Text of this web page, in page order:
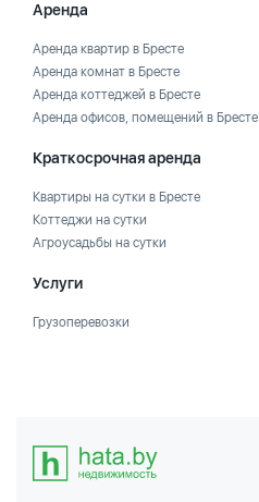
Аренда
Аренда квартир в Бресте
Аренда комнат в Бресте
Аренда коттеджей в Бресте
Аренда офисов, помещений в Бресте
Краткосрочная аренда
Квартиры на сутки в Бресте
Коттеджи на сутки
Агроусадьбы на сутки
Услуги
Грузоперевозки